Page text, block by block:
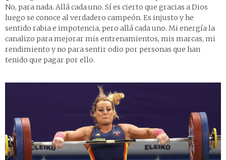
No, para nada. Allá cada uno. Sí es cierto que gracias a Dios
luego se conoce al verdadero campeón. Es injusto y he
sentido rabia e impotencia, pero allá cada uno. Mi energía la
canalizo para mejorar mis entrenamientos, mis marcas, mi
rendimiento y no para sentir odio por personas que han
tenido que pagar por ello.